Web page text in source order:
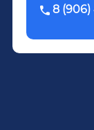
8 (906)